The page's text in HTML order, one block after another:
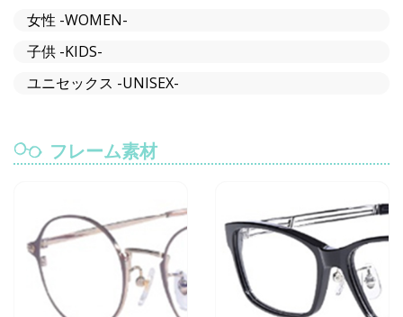
女性 -WOMEN-
子供 -KIDS-
ユニセックス -UNISEX-
フレーム素材